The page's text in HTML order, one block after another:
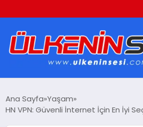
Ana Sayfa Yaşam
HN VPN: Güvenli İnternet İçin En İyi